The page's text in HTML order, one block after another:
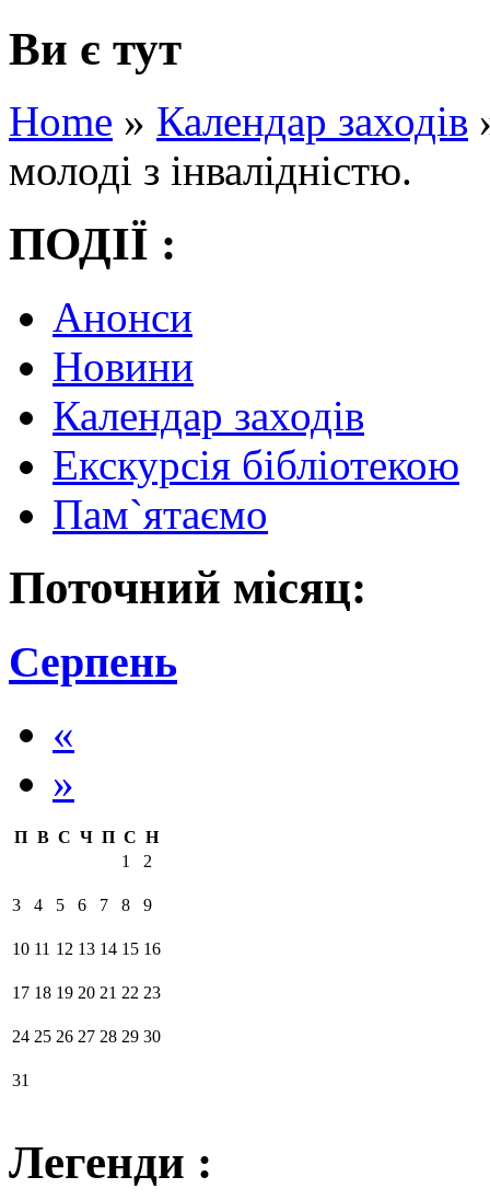
Ви є тут
Home » Календар заходів
молоді з інвалідністю.
ПОДІЇ :
Анонси
Новини
Календар заходів
Екскурсія бібліотекою
Пам`ятаємо
Поточний місяц:
Серпень
«
»
П В С Ч П С Н
1
2
3 4 5 6 7 8 9
10 11 12 13 14 15 16
17 18 19 20 21 22 23
24 25 26 27 28 29 30
31
Легенди :